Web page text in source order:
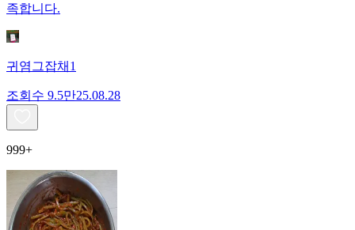
족합니다.
귀염그잡채1
조회수 9.5만25.08.28
999+